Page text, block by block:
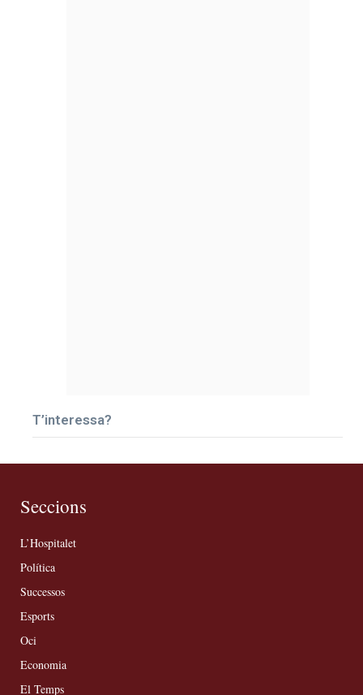
T’interessa?
Seccions
L’Hospitalet
Política
Successos
Esports
Oci
Economia
El Temps